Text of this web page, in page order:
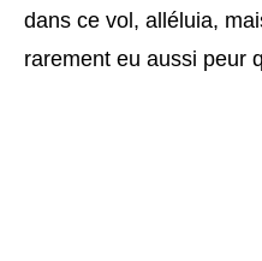
dans ce vol, alléluia,
rarement eu aussi peur